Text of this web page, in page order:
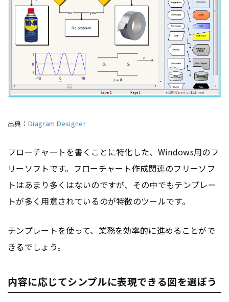
出典： Diagram Designer
フローチャートを書くことに特化した、Windows用のフ
リーソフトです。フローチャート作成関連のフリーソフ
トはあまり多くはないのですが、その中でもテンプレー
トが多く用意されているのが特徴のツールです。
テンプレートを使って、業務を効率的に進めることがで
きるでしょう。
内容に応じてシンプルに表現できる図を選ぼう